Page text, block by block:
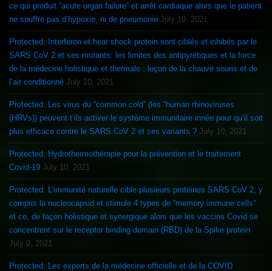
ce qui produit “acute organ failure” et arrêt cardiaque alors que le patient
ne souffre pas d’hypoxie, ni de pneumonie July 10, 2021
Protected: Interferon et heat shock protein sont ciblés et inhibés par le
SARS CoV 2 et ses mutants: les limites des antipyrétiques et la force
de la médecine holistique et thermale : leçon de la chauve souris et de
l’air conditionné July 10, 2021
Protected: Les virus du “common cold” (les “human rhinoviruses
(HRVs)) peuvent t’ils activer le système immunitaire innée pour qu’il soit
plus efficace contre le SARS CoV 2 et ses variants ? July 10, 2021
Protected: Hydrothermothérapie pour la prévention et le traitement
Covid-19 July 10, 2021
Protected: L’immunité naturelle cible plusieurs protéines SARS CoV 2, y
compris la nucleocapsid et stimule 4 types de “memory immune cells”
et ce, de façon holistique et synergique alors que les vaccins Covid se
concentrent sur le receptor binding domain (RBD) de la Spike protein
July 9, 2021
Protected: Les experts de la médecine officielle et de la COVID